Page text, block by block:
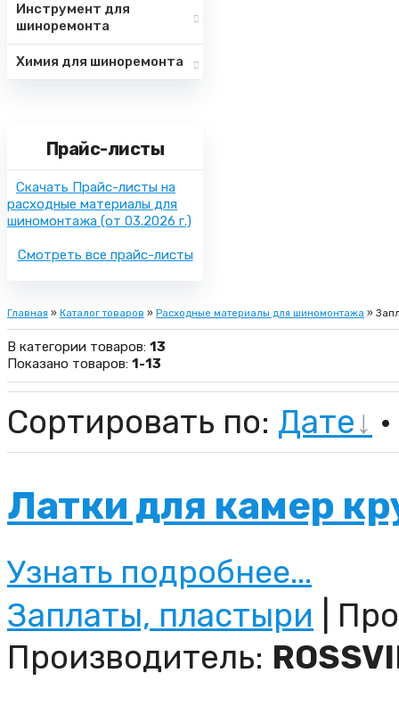
Инструмент для
шиноремонта
Химия для шиноремонта
Прайс-листы
Скачать Прайс-листы на
расходные материалы для
шиномонтажа (от 03.2026 г.)
Смотреть все прайс-листы
Главная » Каталог товаров » Расходные материалы для шиномонтажа »
В категории товаров: 13
Показано товаров: 1-13
Сортировать по: Дате ·
Латки для камер
Узнать подробнее...
Заплаты, пластыри |
Производитель: